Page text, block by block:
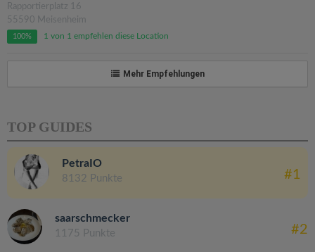
Rapportierplatz 16
55590 Meisenheim
100% 1 von 1 empfehlen diese Location
Mehr Empfehlungen
TOP GUIDES
PetraIO
8132 Punkte #1
saarschmecker
1175 Punkte #2